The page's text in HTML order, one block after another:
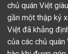
chủ quán Việt
gần một thập kỷ
Việt đã khẳng
của các chủ